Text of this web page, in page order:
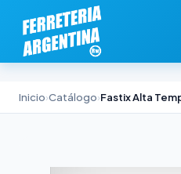
Inicio›Catálogo›